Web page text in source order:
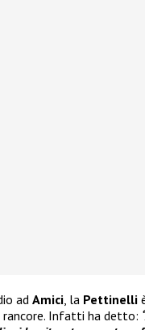
ad Amici , la Pettinelli
rancore. Infatti ha detto: